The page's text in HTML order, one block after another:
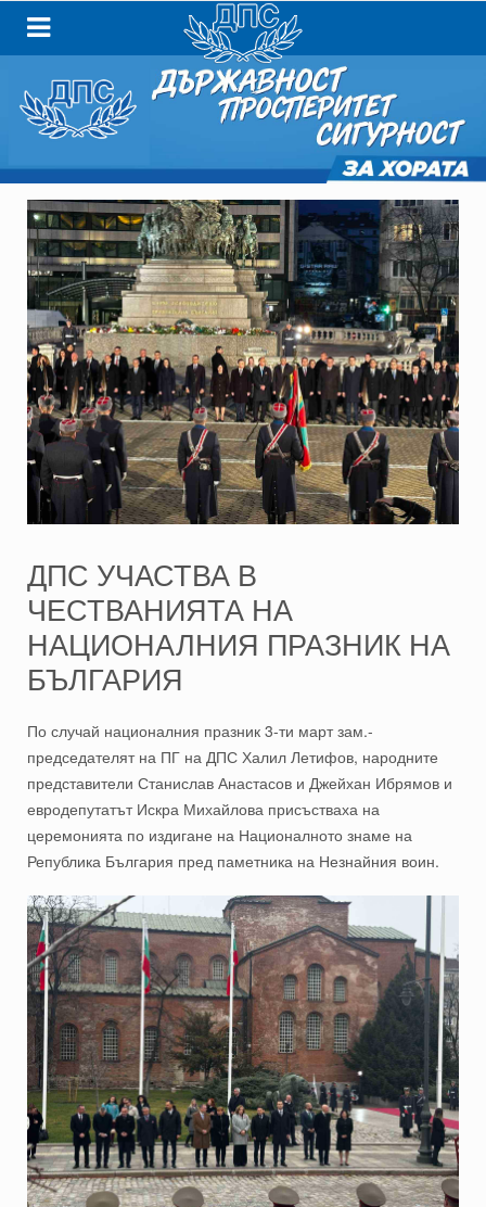
ДПС УЧАСТВА В
ЧЕСТВАНИЯТА НА
НАЦИОНАЛНИЯ ПРАЗНИК НА
БЪЛГАРИЯ
По случай националния празник 3-ти март зам.-
председателят на ПГ на ДПС Халил Летифов, народните
представители Станислав Анастасов и Джейхан Ибрямов и
евродепутатът Искра Михайлова присъстваха на
церемонията по издигане на Националното знаме на
Република България пред паметника на Незнайния воин.